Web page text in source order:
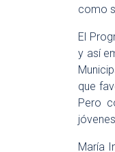
como
El
y así
que
Pero
María